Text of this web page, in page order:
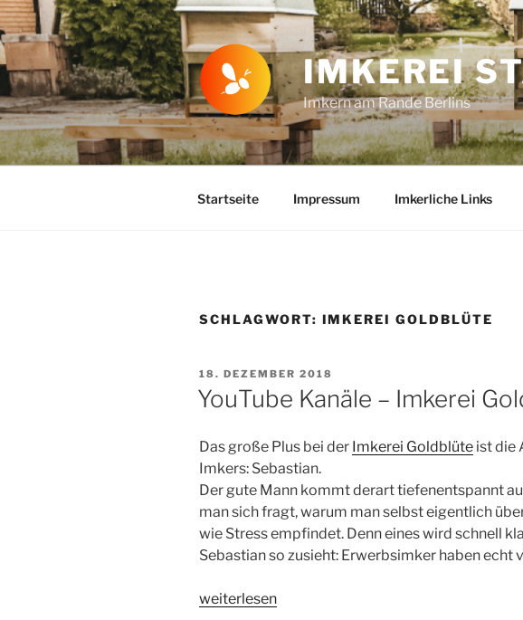
Zum
Inhalt
springen
IMKEREI
Imkern am Rande Berlins
Startseite Impressum Imkerliche Links
SCHLAGWORT: IMKEREI GOLDBLÜTE
VERÖFFENTLICHT
AM
18. DEZEMBER 2018
YouTube Kanäle – Imkerei
Das große Plus bei der Imkerei Goldblüte ist die
Imkers: Sebastian.
Der gute Mann kommt derart tiefenentspannt
man sich fragt, warum man selbst eigentlich
wie Stress empfindet. Denn eines wird schnell
Sebastian so zusieht: Erwerbsimker haben echt
„YouTube
weiterlesen